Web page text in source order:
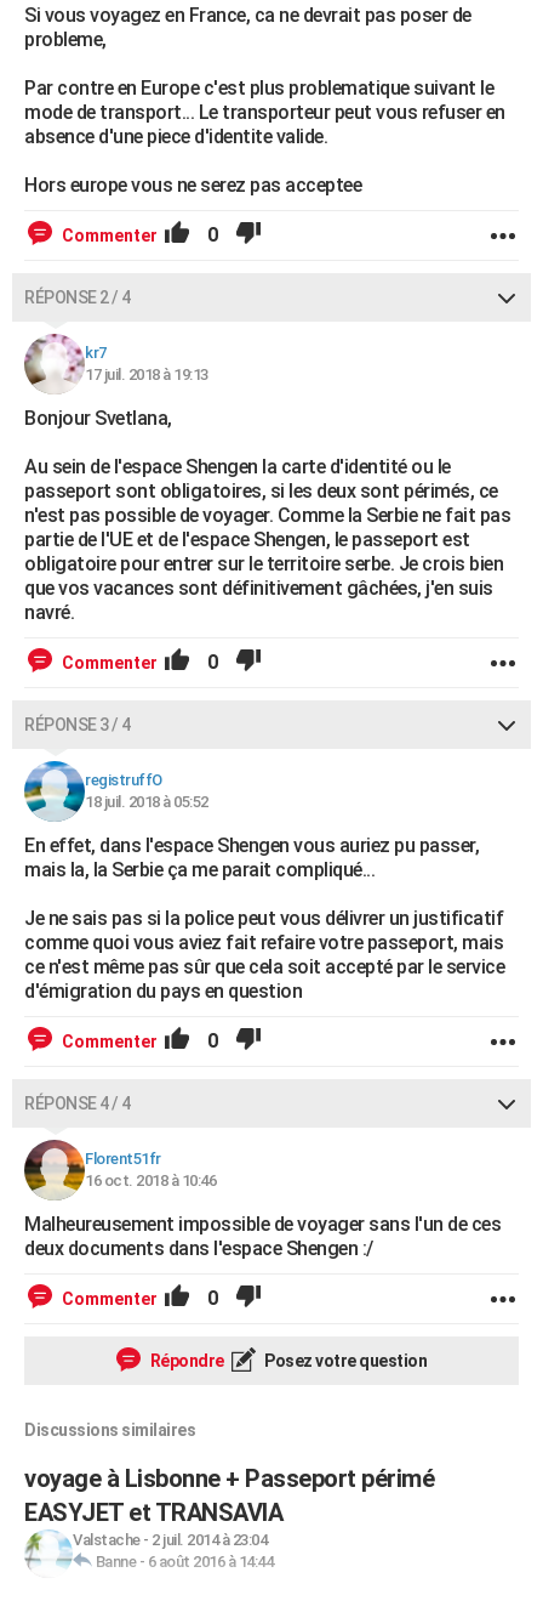
Si vous voyagez en France, ca ne devrait pas poser de
probleme,
Par contre en Europe c'est plus problematique suivant le
mode de transport... Le transporteur peut vous refuser en
absence d'une piece d'identite valide.
Hors europe vous ne serez pas acceptee
Commenter 0
RÉPONSE 2 / 4
kr7
17 juil. 2018 à 19:13
Bonjour Svetlana,
Au sein de l'espace Shengen la carte d'identité ou le
passeport sont obligatoires, si les deux sont périmés, ce
n'est pas possible de voyager. Comme la Serbie ne fait pas
partie de l'UE et de l'espace Shengen, le passeport est
obligatoire pour entrer sur le territoire serbe. Je crois bien
que vos vacances sont définitivement gâchées, j'en suis
navré.
Commenter 0
RÉPONSE 3 / 4
registruffO
18 juil. 2018 à 05:52
En effet, dans l'espace Shengen vous auriez pu passer,
mais la, la Serbie ça me parait compliqué...
Je ne sais pas si la police peut vous délivrer un justificatif
comme quoi vous aviez fait refaire votre passeport, mais
ce n'est même pas sûr que cela soit accepté par le service
d'émigration du pays en question
Commenter 0
RÉPONSE 4 / 4
Florent51fr
16 oct. 2018 à 10:46
Malheureusement impossible de voyager sans l'un de ces
deux documents dans l'espace Shengen :/
Commenter 0
Répondre Posez votre question
Discussions similaires
voyage à Lisbonne + Passeport périmé
EASYJET et TRANSAVIA
Valstache- 2 juil. 2014 à 23:04
Banne- 6 août 2016 à 14:44